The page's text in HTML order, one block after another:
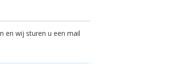
en wij sturen u een mail